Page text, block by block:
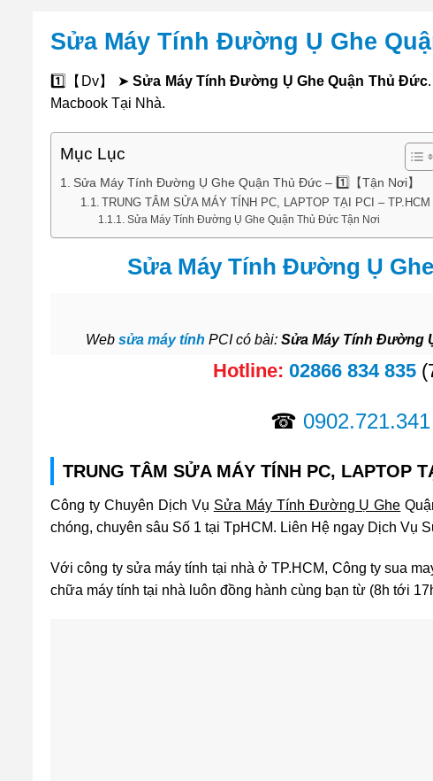
Sửa Máy Tính Đường Ụ Ghe
1️⃣【Dv】 ➤Sửa Máy Tính Đường Ụ Ghe Quận Thủ Đức
Macbook Tại Nhà.
Mục Lục
Sửa Máy Tính Đường Ụ Ghe Quận Thủ Đức – 1️⃣【Tận Nơi】
TRUNG TÂM SỬA MÁY TÍNH PC, LAPTOP TẠI PCI – TP.HCM
Sửa Máy Tính Đường Ụ Ghe Quận Thủ Đức Tận Nơi
Sửa Máy Tính Đường Ụ
Web sửa máy tính PCI có bài: Sửa Máy Tính Đường
Hotline:02866 834 835
☎ 0902.721.341
TRUNG TÂM SỬA MÁY TÍNH PC, LAPTOP
Công ty Chuyên Dịch Vụ Sửa Máy Tính Đường Ụ Ghe
chóng, chuyên sâu Số 1 tại TpHCM. Liên Hệ ngay Dịch Vụ
Với công ty sửa máy tính tại nhà ở TP.HCM, Công ty sua
chữa máy tính tại nhà luôn đồng hành cùng bạn từ (8h tới